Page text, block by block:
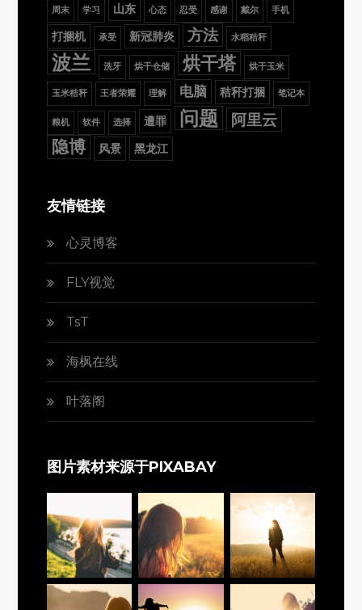
周末 学习 山东 心态 忍受 感谢 戴尔 手机
打捆机 承受 新冠肺炎 方法 水稻秸秆
波兰 洗牙 烘干仓储 烘干塔 烘干玉米
玉米秸秆 王者荣耀 理解 电脑 秸秆打捆 笔记本
粮机 软件 选择 遭罪 问题 阿里云
隐博 风景 黑龙江
友情链接
心灵博客
FLY视觉
TsT
海枫在线
叶落阁
图片素材来源于PIXABAY